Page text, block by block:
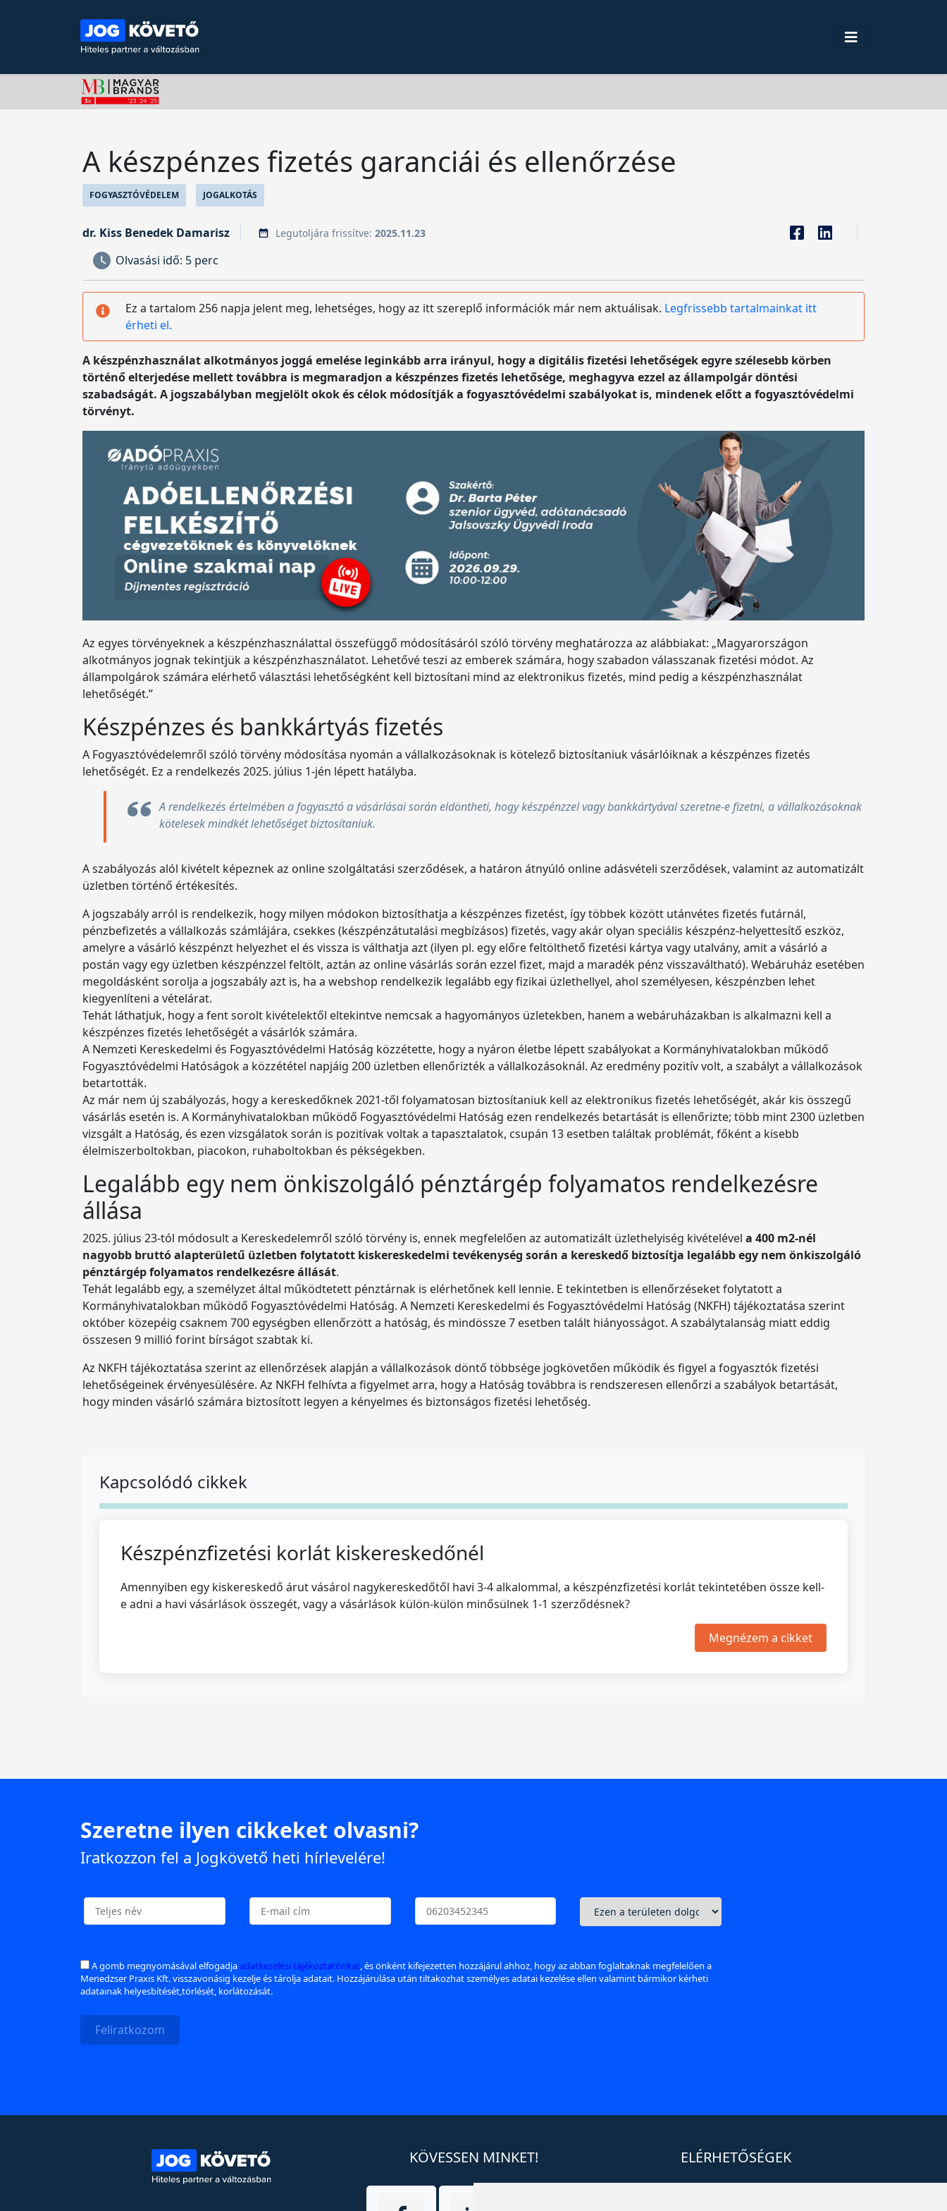
A készpénzes fizetés garanciái és ellenőrzése
FOGYASZTÓVÉDELEM JOGALKOTÁS
dr. Kiss Benedek Damarisz Legutoljára frissítve: 2025.11.23
Olvasási idő: 5 perc
Ez a tartalom 256 napja jelent meg, lehetséges, hogy az itt szereplő információk már nem aktuálisak. Legfrissebb tartalmainkat itt
érheti el.
A készpénzhasználat alkotmányos joggá emelése leginkább arra irányul, hogy a digitális fizetési lehetőségek egyre szélesebb körben
történő elterjedése mellett továbbra is megmaradjon a készpénzes fizetés lehetősége, meghagyva ezzel az állampolgár döntési
szabadságát. A jogszabályban megjelölt okok és célok módosítják a fogyasztóvédelmi szabályokat is, mindenek előtt a fogyasztóvédelmi
törvényt.
Az egyes törvényeknek a készpénzhasználattal összefüggő módosításáról szóló törvény meghatározza az alábbiakat: „Magyarországon
alkotmányos jognak tekintjük a készpénzhasználatot. Lehetővé teszi az emberek számára, hogy szabadon válasszanak fizetési módot. Az
állampolgárok számára elérhető választási lehetőségként kell biztosítani mind az elektronikus fizetés, mind pedig a készpénzhasználat
lehetőségét.”
Készpénzes és bankkártyás fizetés
A Fogyasztóvédelemről szóló törvény módosítása nyomán a vállalkozásoknak is kötelező biztosítaniuk vásárlóiknak a készpénzes fizetés
lehetőségét. Ez a rendelkezés 2025. július 1-jén lépett hatályba.
A rendelkezés értelmében a fogyasztó a vásárlásai során eldöntheti, hogy készpénzzel vagy bankkártyával szeretne-e fizetni, a vállalkozásoknak
kötelesek mindkét lehetőséget biztosítaniuk.
A szabályozás alól kivételt képeznek az online szolgáltatási szerződések, a határon átnyúló online adásvételi szerződések, valamint az automatizált
üzletben történő értékesítés.
A jogszabály arról is rendelkezik, hogy milyen módokon biztosíthatja a készpénzes fizetést, így többek között utánvétes fizetés futárnál,
pénzbefizetés a vállalkozás számlájára, csekkes (készpénzátutalási megbízásos) fizetés, vagy akár olyan speciális készpénz-helyettesítő eszköz,
amelyre a vásárló készpénzt helyezhet el és vissza is válthatja azt (ilyen pl. egy előre feltölthető fizetési kártya vagy utalvány, amit a vásárló a
postán vagy egy üzletben készpénzzel feltölt, aztán az online vásárlás során ezzel fizet, majd a maradék pénz visszaváltható). Webáruház esetében
megoldásként sorolja a jogszabály azt is, ha a webshop rendelkezik legalább egy fizikai üzlethellyel, ahol személyesen, készpénzben lehet
kiegyenlíteni a vételárat.
Tehát láthatjuk, hogy a fent sorolt kivételektől eltekintve nemcsak a hagyományos üzletekben, hanem a webáruházakban is alkalmazni kell a
készpénzes fizetés lehetőségét a vásárlók számára.
A Nemzeti Kereskedelmi és Fogyasztóvédelmi Hatóság közzétette, hogy a nyáron életbe lépett szabályokat a Kormányhivatalokban működő
Fogyasztóvédelmi Hatóságok a közzététel napjáig 200 üzletben ellenőrizték a vállalkozásoknál. Az eredmény pozitív volt, a szabályt a vállalkozások
betartották.
Az már nem új szabályozás, hogy a kereskedőknek 2021-től folyamatosan biztosítaniuk kell az elektronikus fizetés lehetőségét, akár kis összegű
vásárlás esetén is. A Kormányhivatalokban működő Fogyasztóvédelmi Hatóság ezen rendelkezés betartását is ellenőrizte; több mint 2300 üzletben
vizsgált a Hatóság, és ezen vizsgálatok során is pozitívak voltak a tapasztalatok, csupán 13 esetben találtak problémát, főként a kisebb
élelmiszerboltokban, piacokon, ruhaboltokban és pékségekben.
Legalább egy nem önkiszolgáló pénztárgép folyamatos rendelkezésre
állása
2025. július 23-tól módosult a Kereskedelemről szóló törvény is, ennek megfelelően az automatizált üzlethelyiség kivételével a 400 m2-nél
nagyobb bruttó alapterületű üzletben folytatott kiskereskedelmi tevékenység során a kereskedő biztosítja legalább egy nem önkiszolgáló
pénztárgép folyamatos rendelkezésre állását.
Tehát legalább egy, a személyzet által működtetett pénztárnak is elérhetőnek kell lennie. E tekintetben is ellenőrzéseket folytatott a
Kormányhivatalokban működő Fogyasztóvédelmi Hatóság. A Nemzeti Kereskedelmi és Fogyasztóvédelmi Hatóság (NKFH) tájékoztatása szerint
október közepéig csaknem 700 egységben ellenőrzött a hatóság, és mindössze 7 esetben talált hiányosságot. A szabálytalanság miatt eddig
összesen 9 millió forint bírságot szabtak ki.
Az NKFH tájékoztatása szerint az ellenőrzések alapján a vállalkozások döntő többsége jogkövetően működik és figyel a fogyasztók fizetési
lehetőségeinek érvényesülésére. Az NKFH felhívta a figyelmet arra, hogy a Hatóság továbbra is rendszeresen ellenőrzi a szabályok betartását,
hogy minden vásárló számára biztosított legyen a kényelmes és biztonságos fizetési lehetőség.
Kapcsolódó cikkek
Készpénzfizetési korlát kiskereskedőnél
Amennyiben egy kiskereskedő árut vásárol nagykereskedőtől havi 3-4 alkalommal, a készpénzfizetési korlát tekintetében össze kell-
e adni a havi vásárlások összegét, vagy a vásárlások külön-külön minősülnek 1-1 szerződésnek?
Megnézem a cikket
Szeretne ilyen cikkeket olvasni?
Iratkozzon fel a Jogkövető heti hírlevelére!
A gomb megnyomásával elfogadjaadatkezelési tájékoztatónkat, és önként kifejezetten hozzájárul ahhoz, hogy az abban foglaltaknak megfelelően a
Menedzser Praxis Kft. visszavonásig kezelje és tárolja adatait. Hozzájárulása után tiltakozhat személyes adatai kezelése ellen valamint bármikor kérheti
adatainak helyesbítését,törlését, korlátozását.
Feliratkozom
KÖVESSEN MINKET! ELÉRHETŐSÉGEK